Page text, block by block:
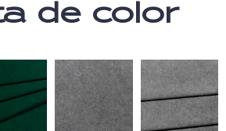
de color